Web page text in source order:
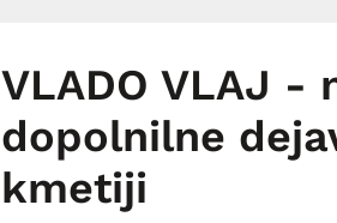
VLADO VLAJ -
dopolnilne
kmetiji